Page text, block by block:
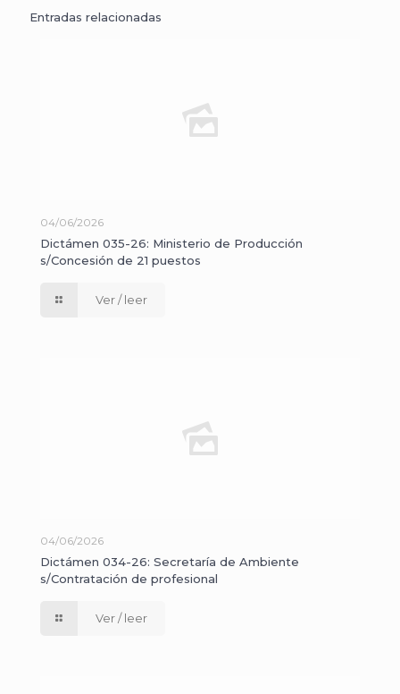
Entradas relacionadas
04/06/2026
Dictámen 035-26: Ministerio de Producción
s/Concesión de 21 puestos
Ver / leer
04/06/2026
Dictámen 034-26: Secretaría de Ambiente
s/Contratación de profesional
Ver / leer